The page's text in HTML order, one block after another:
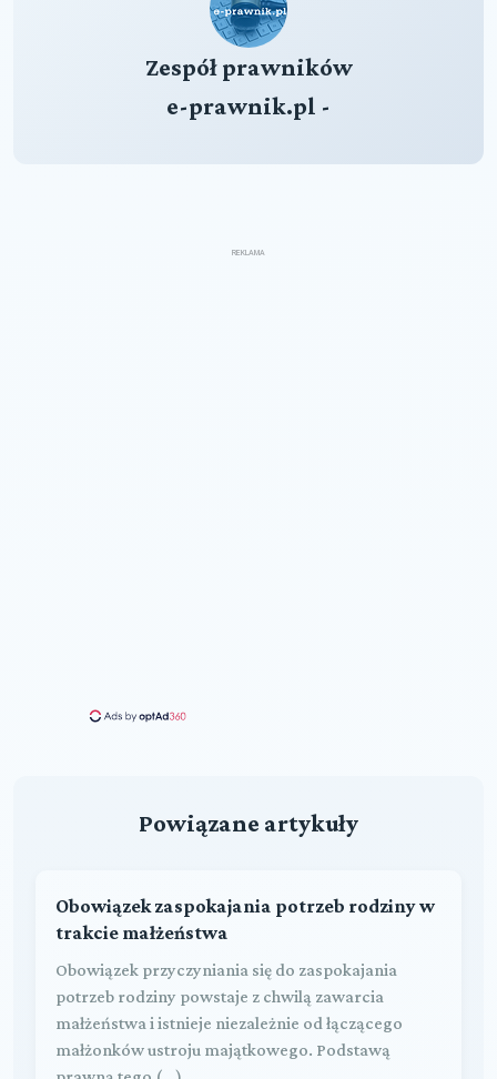
Zespół prawników
e-prawnik.pl -
REKLAMA
Powiązane artykuły
Obowiązek zaspokajania potrzeb rodziny w
trakcie małżeństwa
Obowiązek przyczyniania się do zaspokajania
potrzeb rodziny powstaje z chwilą zawarcia
małżeństwa i istnieje niezależnie od łączącego
małżonków ustroju majątkowego. Podstawą